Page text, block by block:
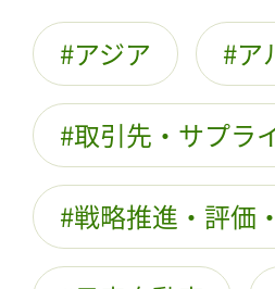
アジア ア
取引先・サプラ
戦略推進・評価